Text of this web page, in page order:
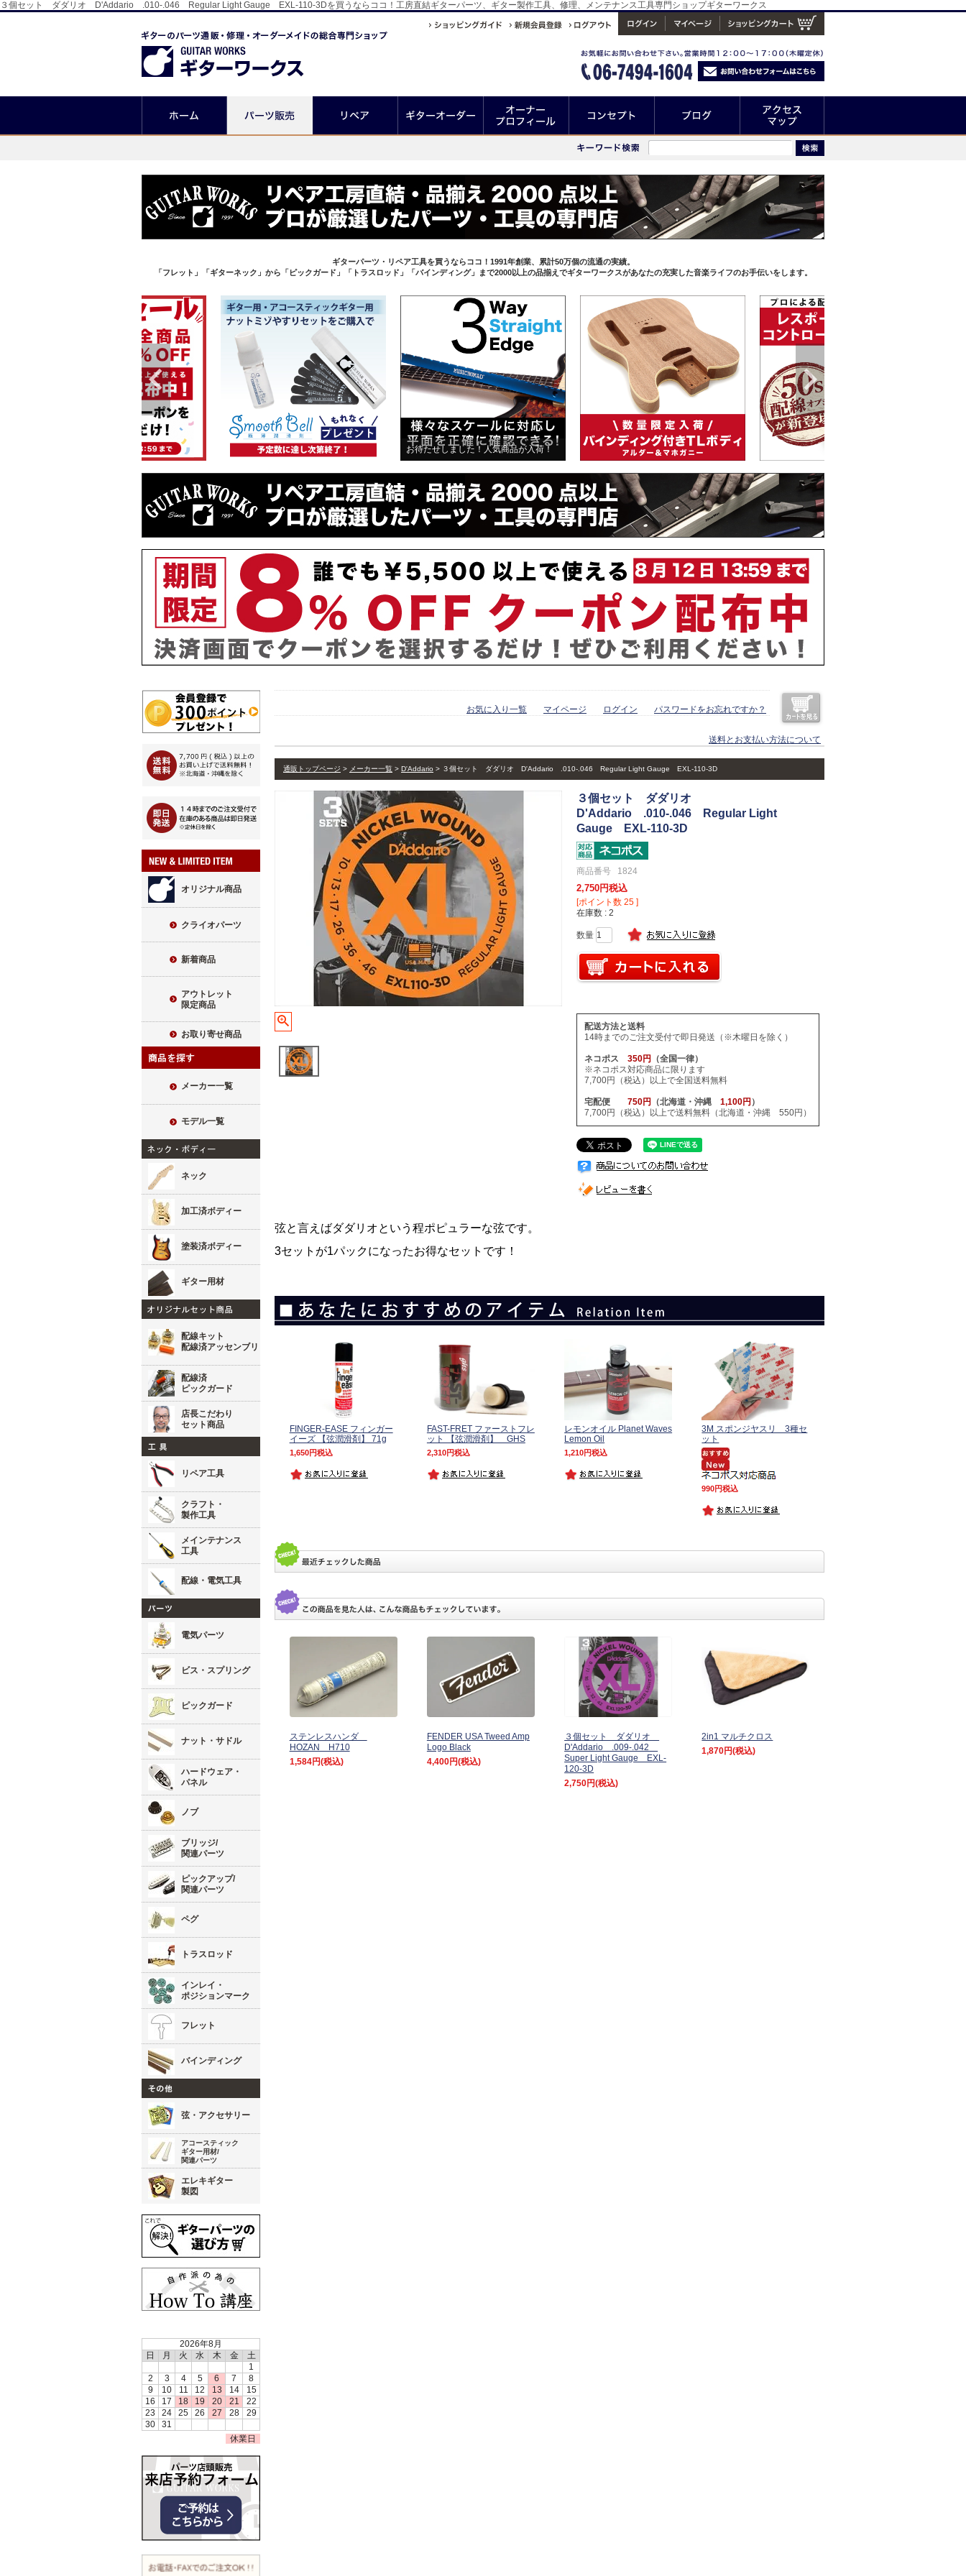
３個セット ダダリオ D'Addario .010-.046 Regular Light Gauge EXL-110-3Dを買うならココ！工房直結ギターパーツ、ギター製作工具、修理、メンテナンス工具専門ショップギターワークス
ギターパーツ・リペア工具を買うならココ！1991年創業、累計50万個の流通の実績。
「フレット」「ギターネック」から「ピックガード」「トラスロッド」「バインディング」まで2000以上の品揃えでギターワークスがあなたの充実した音楽ライフのお手伝いをします。
お待たせしました！人気商品が入荷！
オリジナル商品
クライオパーツ
新着商品
アウトレット
限定商品
お取り寄せ商品
メーカー一覧
モデル一覧
ネック
加工済ボディー
塗装済ボディー
ギター用材
配線キット
配線済アッセンブリ
配線済
ピックガード
店長こだわり
セット商品
リペア工具
クラフト・
製作工具
メインテナンス
工具
配線・電気工具
電気パーツ
ビス・スプリング
ピックガード
ナット・サドル
ハードウェア・
パネル
ノブ
ブリッジ/
関連パーツ
ピックアップ/
関連パーツ
ペグ
トラスロッド
インレイ・
ポジションマーク
フレット
バインディング
弦・アクセサリー
アコースティック
ギター用材/
関連パーツ
エレキギター
製図
2026年8月
日
月 火 水 木 金
土
1
2
3 4 5 6 7
8
9
10 11 12 13 14
15
16
17 18 19 20 21
22
23
24 25 26 27 28
29
30
31
休業日
お気に入り一覧 マイページ ログイン パスワードをお忘れですか？
送料とお支払い方法について
通販トップページ メーカー一覧 D'Addario ３個セット ダダリオ D'Addario .010-.046 Regular Light Gauge EXL-110-3D
３個セット ダダリオ
D'Addario .010-.046 Regular Light
Gauge EXL-110-3D
商品番号 1824
2,750 税込
[ポイント数 25 ]
在庫数
2
配送方法と送料
14時までのご注文受付で即日発送（※木曜日を除く）
ネコポス 350円
（全国一律）
※ネコポス対応商品に限ります
7,700円（税込）以上で全国送料無料
宅配便 750円 （北海道・沖縄 1,100円 ）
7,700円（税込）以上で送料無料（北海道・沖縄 550円）
弦と言えばダダリオという程ポピュラーな弦です。
3セットが1パックになったお得なセットです！
FINGER-EASE フィンガー
イーズ 【弦潤滑剤】 71g
1,650 税込
FAST-FRET ファーストフレ
ット 【弦潤滑剤】 GHS
2,310 税込
レモンオイル Planet Waves
Lemon Oil
1,210 税込
3M スポンジヤスリ 3種セ
ット
990 税込
ステンレスハンダ
HOZAN H710
1,584円(税込)
FENDER USA Tweed Amp
Logo Black
4,400円(税込)
３個セット ダダリオ
D'Addario .009-.042
Super Light Gauge EXL-
120-3D
2,750円(税込)
2in1 マルチクロス
1,870円(税込)